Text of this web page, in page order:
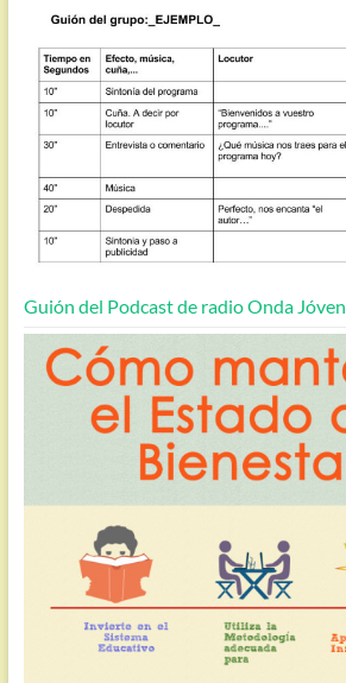
Guión del Podcast de radio Onda Jóven